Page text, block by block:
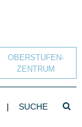
OBERSTUFEN­
ZENTRUM
SUCHBEGRIFF
|